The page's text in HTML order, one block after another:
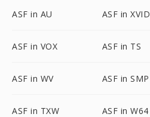
ASF in AU ASF in XVID
ASF in VOX ASF in TS
ASF in WV ASF in SMP
ASF in TXW ASF in W64